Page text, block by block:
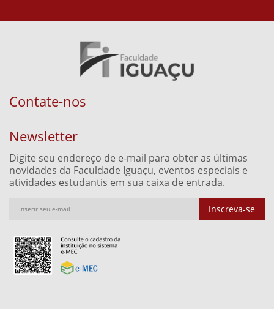
Contate-nos
Newsletter
Digite seu endereço de e-mail para obter as últimas
novidades da Faculdade Iguaçu, eventos especiais e
atividades estudantis em sua caixa de entrada.
Inscreva-se